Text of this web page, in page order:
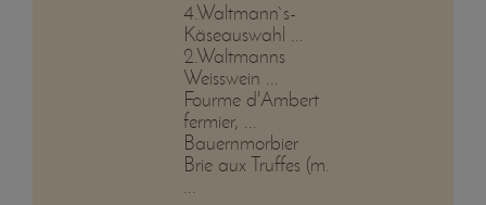
4.Waltmann`s-
Käseauswahl ...
2.Waltmanns
Weisswein ...
Fourme d'Ambert
fermier, ...
Bauernmorbier
Brie aux Truffes (m.
...